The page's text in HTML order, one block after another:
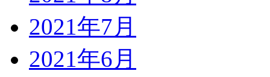
2021年7月
2021年6月